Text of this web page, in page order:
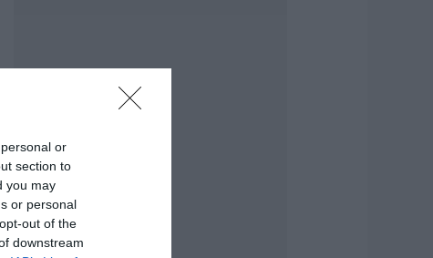
or
section to
you may
or personal
out of the
downstream
Αυγούστου 2026: Η
τα εντυπωσιακά
φαινόμενα στον
09.08.2026 | 12:40
Εύβοια: Νέες
πινακίδες για τον
κίνδυνο πυρκαγιάς –
Σε ποια σημεία
τοποθετήθηκαν